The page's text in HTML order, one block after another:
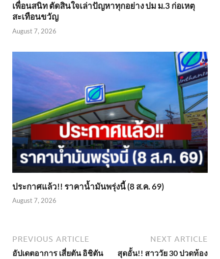
เพื่อนสนิท ตัดสินใจเล่าปัญหาทุกอย่าง ปม ม.3 ก่อเหตุ
สะเทือนขวัญ
August 7, 2026
ประกาศแล้ว!! ราคาน้ำมันพรุ่งนี้ (8 ส.ค. 69)
August 7, 2026
PREVIOUS ARTICLE
อัปเดตอาการ เสี่ยตัน อิชิตัน
NEXT ARTICLE
สุดอั้น!! สาววัย 30 ปวดท้อง